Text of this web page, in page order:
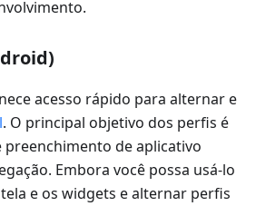
acesso rápido para alternar e
. O principal objetivo dos perfis é
preenchimento de aplicativo
Embora você possa usá-lo
e os widgets e alternar perfis